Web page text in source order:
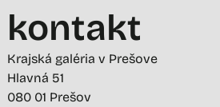
kontakt
Krajská galéria v Prešove
Hlavná 51
080 01 Prešov